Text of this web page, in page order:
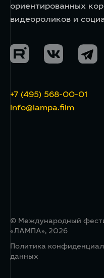
ориентированных
видеороликов и
+7 (495) 568-00-01
info@lampa.film
© Международный
«ЛАМПА», 2026
Политика
данных